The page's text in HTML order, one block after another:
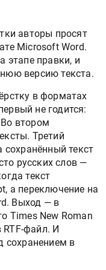
авторы просят
Microsoft Word.
этапе правки, и
версию текста.
в форматах
не годится:
втором
Третий
сохранённый текст
русских слов —
текст
а переключение на
Выход — в
Times New Roman
RTF-файл. И
сохранением в